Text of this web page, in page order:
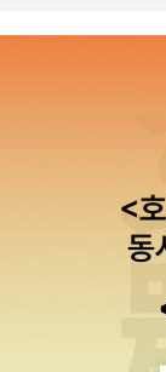
에서는 성과주체인
음, 즉 긍정성의 과
정된다. 모든 개인
실패도 모두 자신
문에 각자의 이익
케이션
있다. 건물주들은
적으로 지대수익
장경제에 위배된
위해 국내기업들이
의 것은 다른 전문
주지 않을까 숨어있고 불
위한 수단적 존재
어가 있다. 회사에
아무 일도 하지 못
이 아파도 무조건
뿐만 아니라 승진
잠자는 프리젠티